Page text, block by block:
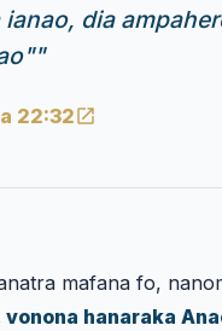
dia
"
22:32
mafana fo,
hanaraka